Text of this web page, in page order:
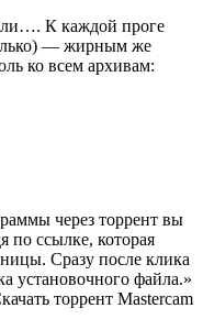
К каждой проге
— жирным же
ко всем архивам:
через торрент вы
по ссылке, которая
Сразу после клика
установочного файла.»
торрент Mastercam